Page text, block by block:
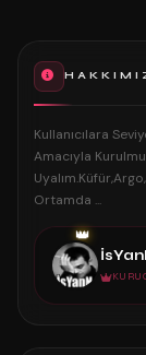
Kullanıcılara
Amacıyla
Ortamda ...
👑